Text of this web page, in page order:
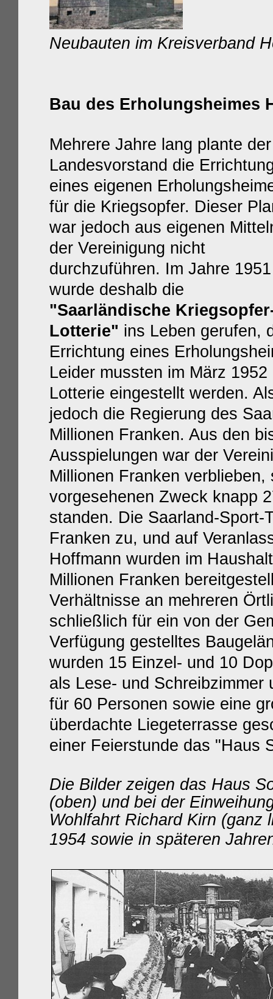
Neubauten im Kreisverband
Bau des Erholungsheimes
Mehrere Jahre lang plante der
Landesvorstand die
eines eigenen
für die Kriegsopfer. Dieser
war jedoch aus eigenen
der Vereinigung nicht
durchzuführen. Im Jahre 1951
wurde deshalb die
"Saarländische
Lotterie" ins Leben gerufen,
Errichtung eines
Leider mussten im März
Lotterie eingestellt werden.
jedoch die Regierung des
Millionen Franken. Aus den
Ausspielungen war der
Millionen Franken
vorgesehenen Zweck knapp
standen. Die Saarland-Sport-
Franken zu, und auf
Hoffmann wurden im
Millionen Franken
Verhältnisse an mehreren
schließlich für ein von der
Verfügung gestelltes
wurden 15 Einzel- und 10
als Lese- und Schreibzimmer
für 60 Personen sowie eine
überdachte Liegeterrasse
einer Feierstunde das "Haus
Die Bilder zeigen das Haus
(oben) und bei der
Wohlfahrt Richard Kirn (ganz
1954 sowie in späteren